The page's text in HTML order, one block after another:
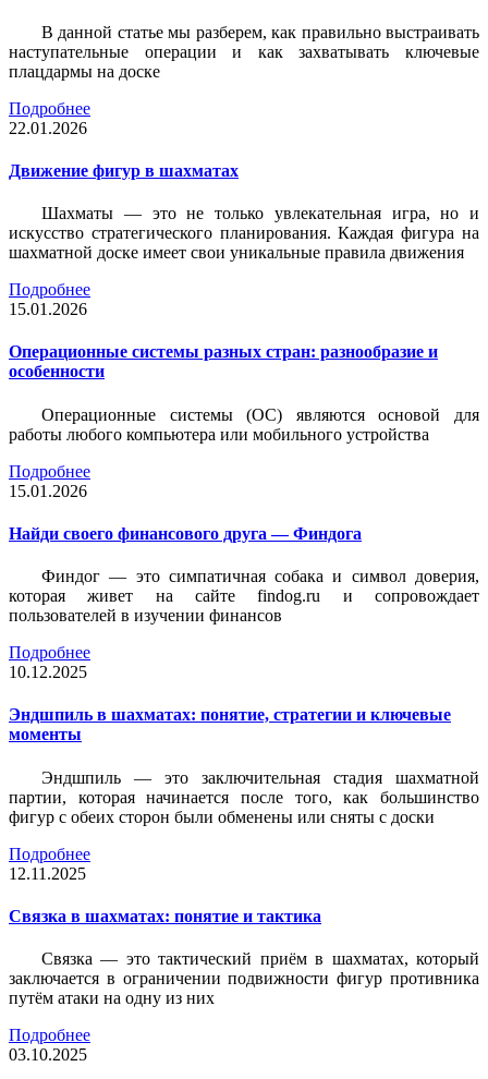
В данной статье мы разберем, как правильно выстраивать
наступательные операции и как захватывать ключевые
плацдармы на доске
Подробнее
22.01.2026
Движение фигур в шахматах
Шахматы — это не только увлекательная игра, но и
искусство стратегического планирования. Каждая фигура на
шахматной доске имеет свои уникальные правила движения
Подробнее
15.01.2026
Операционные системы разных стран: разнообразие и
особенности
Операционные системы (ОС) являются основой для
работы любого компьютера или мобильного устройства
Подробнее
15.01.2026
Найди своего финансового друга — Финдога
Финдог — это симпатичная собака и символ доверия,
которая живет на сайте findog.ru и сопровождает
пользователей в изучении финансов
Подробнее
10.12.2025
Эндшпиль в шахматах: понятие, стратегии и ключевые
моменты
Эндшпиль — это заключительная стадия шахматной
партии, которая начинается после того, как большинство
фигур с обеих сторон были обменены или сняты с доски
Подробнее
12.11.2025
Связка в шахматах: понятие и тактика
Связка — это тактический приём в шахматах, который
заключается в ограничении подвижности фигур противника
путём атаки на одну из них
Подробнее
03.10.2025